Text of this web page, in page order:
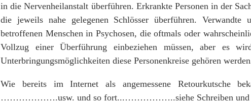
in die Nervenheilanstalt überführen. Erkrankte Personen in der
die jeweils nahe gelegenen Schlösser überführen. Verwandte
betroffenen Menschen in Psychosen, die oftmals oder
Vollzug einer Überführung einbeziehen müssen, aber es
Unterbringungsmöglichkeiten diese Personenkreise gehören
Wie bereits im Internet als angemessene Retourkutsche
……………….usw. und so fort...……………..siehe Schreiben und